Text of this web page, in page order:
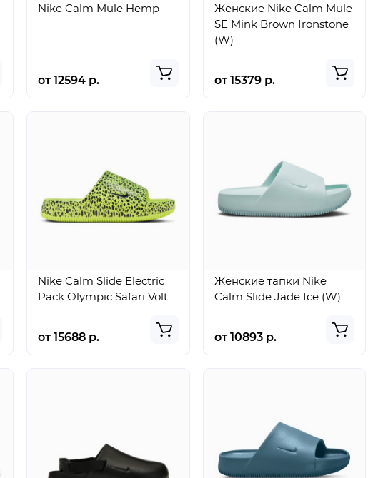
Nike Calm Mule Hemp
от 12594 р.
Женские Nike Calm Mule
SE Mink Brown Ironstone
(W)
от 15379 р.
Nike Calm Slide Electric
Pack Olympic Safari Volt
от 15688 р.
Женские тапки Nike
Calm Slide Jade Ice (W)
от 10893 р.